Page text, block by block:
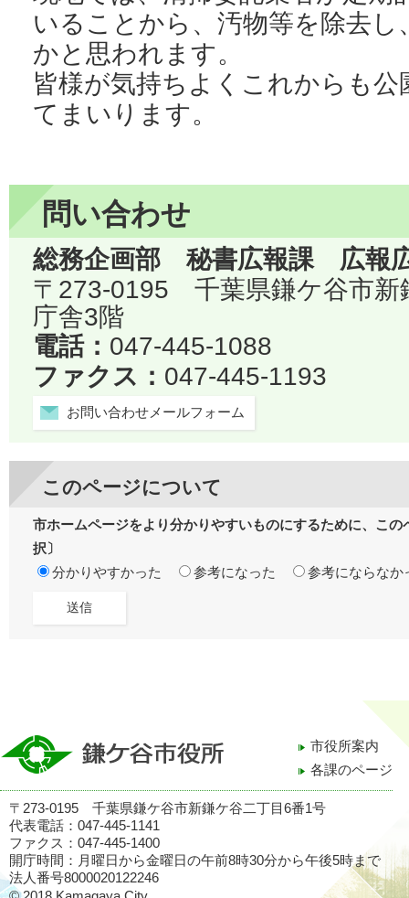
いることから、汚物等を除去
かと思われます。
皆様が気持ちよくこれからも
てまいります。
問い合わせ
総務企画部 秘書広報課 広報
〒273-0195 千葉県鎌ケ谷市
庁舎3階
電話： 047-445-1088
ファクス： 047-445-1193
お問い合わせメールフォーム
このページについて
市ホームページをより分かりやすいものにするために、こ
択〕
分かりやすかった
参考になった 参考にならなか
市役所案内
各課のページ
〒273-0195 千葉県鎌ケ谷市新鎌ケ谷二丁目6番1号
代表電話：047-445-1141
ファクス：047-445-1400
開庁時間：月曜日から金曜日の午前8時30分から午後5時まで
法人番号8000020122246